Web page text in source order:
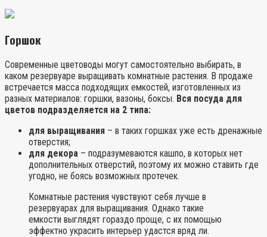
Горшок
Современные цветоводы могут самостоятельно выбирать, в
каком резервуаре выращивать комнатные растения. В продаже
встречается масса подходящих емкостей, изготовленных из
разных материалов: горшки, вазоны, боксы. Вся посуда для
цветов подразделяется на 2 типа:
для выращивания – в таких горшках уже есть дренажные
отверстия;
для декора – подразумеваются кашпо, в которых нет
дополнительных отверстий, поэтому их можно ставить где
угодно, не боясь возможных протечек.
Комнатные растения чувствуют себя лучше в
резервуарах для выращивания. Однако такие
емкости выглядят гораздо проще, с их помощью
эффектно украсить интерьер удастся вряд ли.